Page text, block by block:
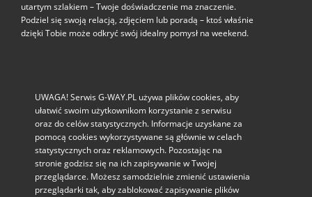
utartym szlakiem – Twoje doświadczenie ma znaczenie.
Podziel się swoją relacją, zdjęciem lub poradą – ktoś właśnie
dzięki Tobie może odkryć swój idealny pomysł na weekend.
UWAGA! Serwis G-WAY.PL używa plików cookies, aby
ułatwić swoim użytkownikom korzystanie z serwisu
oraz do celów statystycznych. Informacje uzyskane za
pomocą cookies wykorzystywane są głównie w celach
statystycznych oraz reklamowych. Pozostając na
stronie godzisz się na ich zapisywanie w Twojej
przeglądarce. Możesz samodzielnie zmienić ustawienia
przeglądarki tak, aby zablokować zapisywanie plików